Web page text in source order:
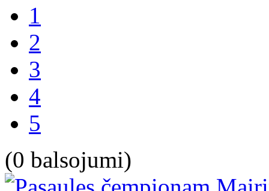
1
2
3
4
5
(0 balsojumi)